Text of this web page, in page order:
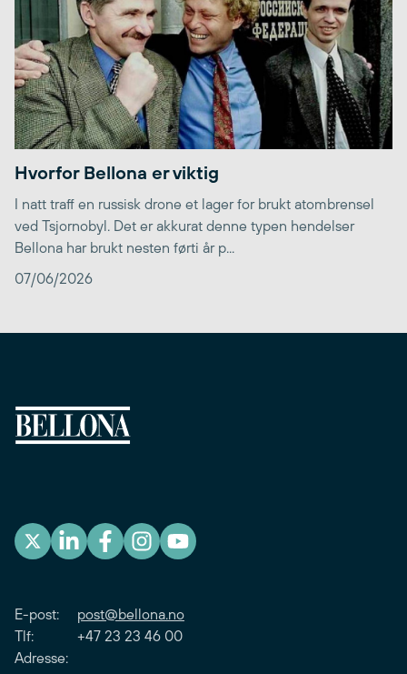
Hvorfor Bellona er viktig
I natt traff en russisk drone et lager for brukt atombrensel
ved Tsjornobyl. Det er akkurat denne typen hendelser
Bellona har brukt nesten førti år p...
07/06/2026
E-post: post@bellona.no
Tlf: +47 23 23 46 00
Adresse: